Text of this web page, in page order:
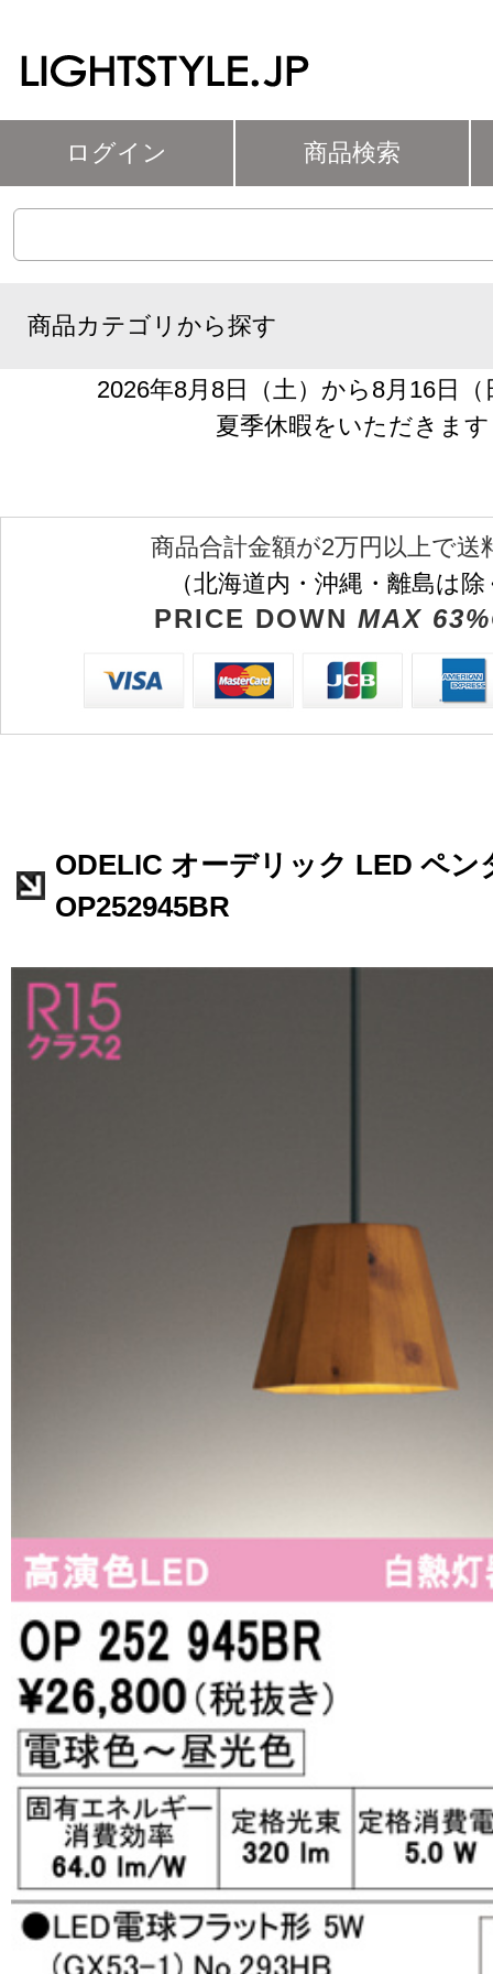
ログイン 商品検索
商品カテゴリから探す
2026年8月8日（土）から8月16日
夏季休暇をいただきます
商品合計金額が2万円以上で送
（北海道内・沖縄・離島は
PRICE DOWN MAX
ODELIC オーデリック LED ペン
OP252945BR